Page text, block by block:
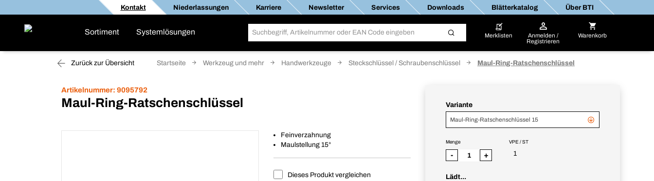
Kontakt Niederlassungen Karriere Newsletter Services Downloads Blätterkatalog Über BTI
Sortiment Systemlösungen Merklisten
Anmelden /
Registrieren
Warenkorb
Zurück zur Übersicht Startseite Werkzeug und mehr Handwerkzeuge Steckschlüssel / Schraubenschlüssel Maul-Ring-Ratschenschlüssel
Artikelnummer: 9095792
Maul-Ring-Ratschenschlüssel
Feinverzahnung
Maulstellung 15°
Dieses Produkt vergleichen
Variante
Maul-Ring-Ratschenschlüssel 15
VPE / ST
1
Menge
- +
Lädt...